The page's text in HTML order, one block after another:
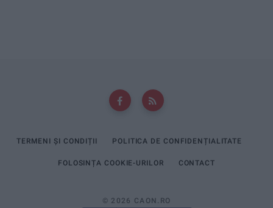
TERMENI ȘI CONDIȚII POLITICA DE CONFIDENȚIALITATE
FOLOSINȚA COOKIE-URILOR CONTACT
© 2026 CAON.RO